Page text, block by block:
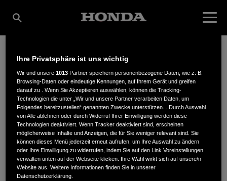
HERMANN STREIT
Landshuter Str. 24,94315,Straubing
ANFAHRTSBESCHREIBUNG ANFORDERN
Ihre Privatsphäre ist uns wichtig
Wir und unsere1013 Partner speichern personenbezogene Daten, wie z. B.
Browsing-Daten oder eindeutige Kennungen, auf Ihrem Gerät und greifen
darauf zu . Wenn Sie Akzeptieren auswählen, können die Tracking-
Technologien die unter „Wir und unsere Partner verarbeiten Daten, um
Folgendes bereitzustellen“ genannten Zwecke unterstützen. . Durch Auswahl
von Alle ablehnen oder durch Widerruf Ihrer Einwilligung werden diese
Technologien deaktiviert. Wenn Tracker deaktiviert sind, erscheinen
möglicherweise Inhalte und Anzeigen, die für Sie weniger relevant sind. Sie
können dieses Menü jederzeit erneut aufrufen, um Ihre Auswahl zu ändern
oder Ihre Einwilligung zu widerrufen, indem Sie auf den Link Voreinstellungen
verwalten unten auf der Webseite klicken. Ihre Wahl wirkt sich auf unsere/n
Website aus. Weitere Informationen finden Sie in unserer
Datenschutzerklärung.